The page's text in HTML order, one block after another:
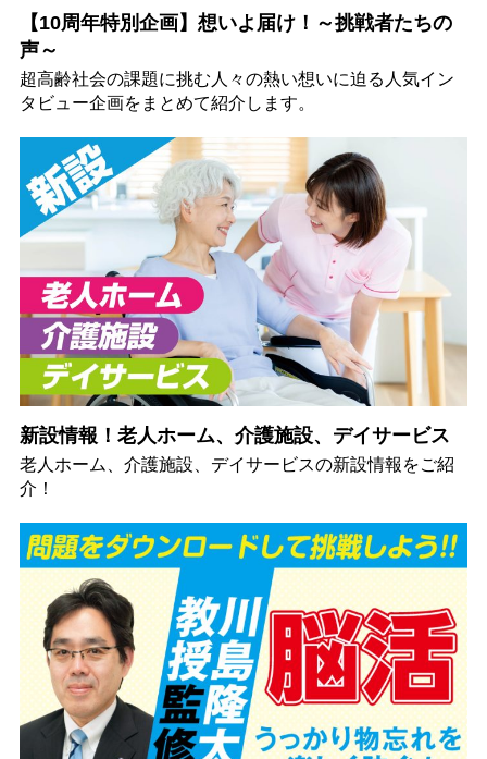
【10周年特別企画】想いよ届け！～挑戦者たちの
声～
超高齢社会の課題に挑む人々の熱い想いに迫る人気イン
タビュー企画をまとめて紹介します。
新設情報！老人ホーム、介護施設、デイサービス
老人ホーム、介護施設、デイサービスの新設情報をご紹
介！